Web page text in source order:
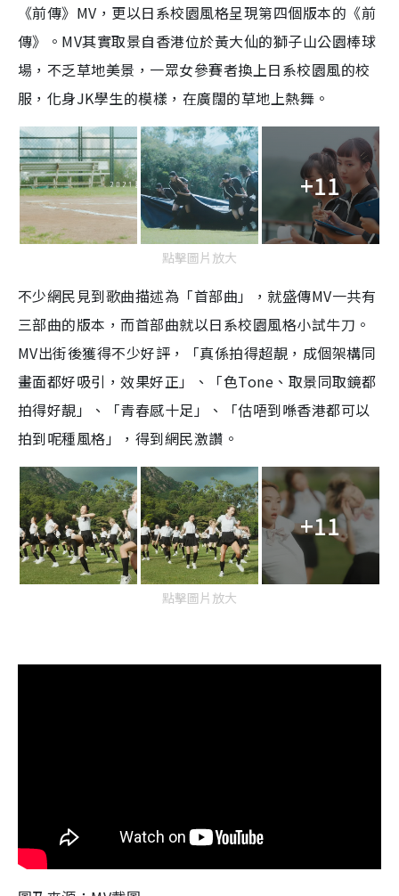
《前傳》MV，更以日系校園風格呈現第四個版本的《前
傳》。MV其實取景自香港位於黃大仙的獅子山公園棒球
場，不乏草地美景，一眾女參賽者換上日系校園風的校
服，化身JK學生的模樣，在廣闊的草地上熱舞。
+11
點擊圖片放大
不少網民見到歌曲描述為「首部曲」，就盛傳MV一共有
三部曲的版本，而首部曲就以日系校園風格小試牛刀。
MV出街後獲得不少好評，「真係拍得超靚，成個架構同
畫面都好吸引，效果好正」、「色Tone、取景同取鏡都
拍得好靚」、「青春感十足」、「估唔到喺香港都可以
拍到呢種風格」，得到網民激讚。
+11
點擊圖片放大